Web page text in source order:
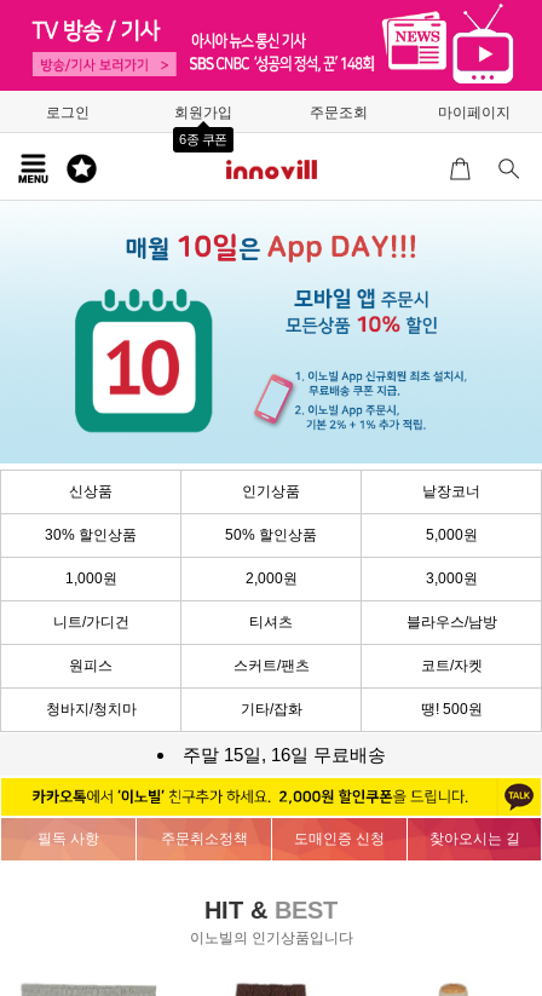
로그인 회원가입
6종 쿠폰
주문조회 마이페이지
신상품 인기상품 낱장코너
30% 할인상품 50% 할인상품 5,000원
1,000원 2,000원 3,000원
니트/가디건 티셔츠 블라우스/남방
원피스 스커트/팬츠 코트/자켓
청바지/청치마 기타/잡화 땡! 500원
주말 15일, 16일 무료배송
필독 사항 주문취소정책 도매인증 신청 찾아오시는 길
HIT & BEST
이노빌의 인기상품입니다